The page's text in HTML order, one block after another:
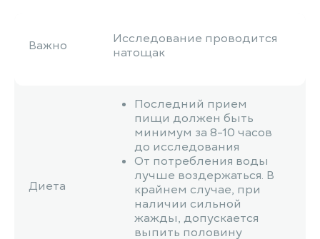
Важно
Исследование проводится
натощак
Диета
Последний прием
пищи должен быть
минимум за 8-10 часов
до исследования
От потребления воды
лучше воздержаться. В
крайнем случае, при
наличии сильной
жажды, допускается
выпить половину